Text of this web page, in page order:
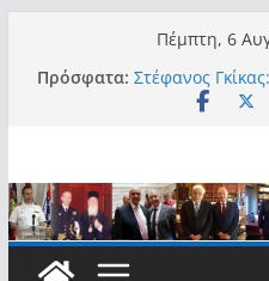
περιεχόμενο
Πέμπτη, 6
Πρόσφατα: Στέφανος
αυτονομία, την
Στέφανος Γκίκας:
Στέφανος
Island – Gov
ισότιμη